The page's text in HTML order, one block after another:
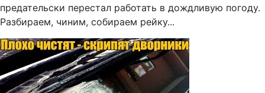
предательски перестал работать в дождливую погоду.
Разбираем, чиним, собираем рейку...